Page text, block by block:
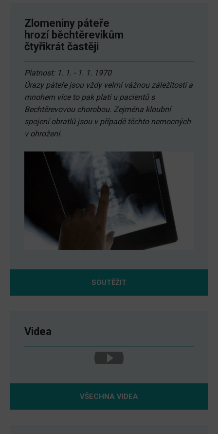
Zlomeniny páteře
hrozí běchtěrevikům
čtyřikrát častěji
Platnost: 1. 1. - 1. 1. 1970
Úrazy páteře jsou vždy velmi vážnou záležitostí a
mnohem více to pak platí u pacientů s
Bechtěrevovou chorobou. Zejména kloubní
spojení obratlů jsou v případě těchto nemocných
v ohrožení.
SOUTĚŽIT
Videa
VŠECHNA VIDEA